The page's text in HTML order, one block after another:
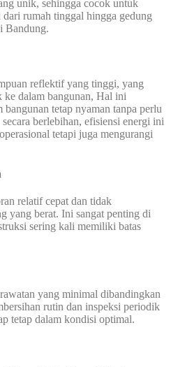
unik, sehingga cocok untuk
rumah tinggal hingga gedung
Bandung.
reflektif yang tinggi, yang
ke dalam bangunan, Hal ini
bangunan tetap nyaman tanpa perlu
berlebihan, efisiensi energi ini
tetapi juga mengurangi
relatif cepat dan tidak
yang berat. Ini sangat penting di
sering kali memiliki batas
yang minimal dibandingkan
rutin dan inspeksi periodik
tetap dalam kondisi optimal.